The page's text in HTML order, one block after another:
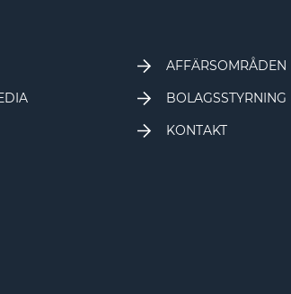
AFFÄRSOMRÅDEN
BOLAGSSTYRNING
KONTAKT